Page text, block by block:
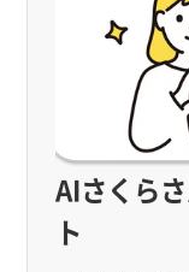
AIさくら
ト